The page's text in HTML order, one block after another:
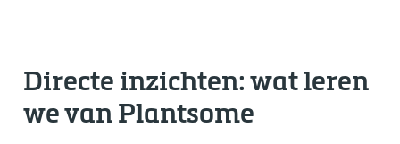
Directe inzichten: wat leren
we van Plantsome